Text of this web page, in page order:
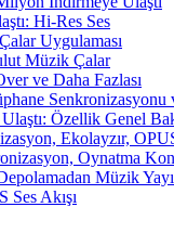
Hi-Res Ses
Uygulaması
Müzik Çalar
ve Daha Fazlası
Senkronizasyonu
Özellik Genel
Ekolayzır,
Oynatma
Müzik
Ses Akışı